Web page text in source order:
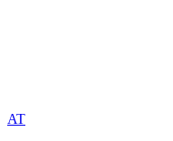
AT